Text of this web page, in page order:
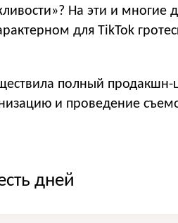
На эти и многие
для TikTok
полный продакшн-
и проведение
дней